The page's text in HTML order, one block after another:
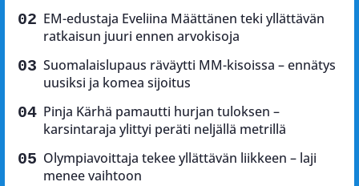
EM-edustaja Eveliina Määttänen teki yllättävän
ratkaisun juuri ennen arvokisoja
Suomalaislupaus räväytti MM-kisoissa – ennätys
uusiksi ja komea sijoitus
Pinja Kärhä pamautti hurjan tuloksen –
karsintaraja ylittyi peräti neljällä metrillä
Olympiavoittaja tekee yllättävän liikkeen – laji
menee vaihtoon